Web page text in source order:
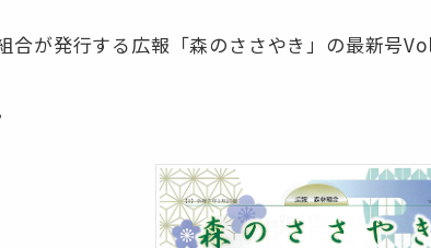
合が発行する広報「森のささやき」の最新号